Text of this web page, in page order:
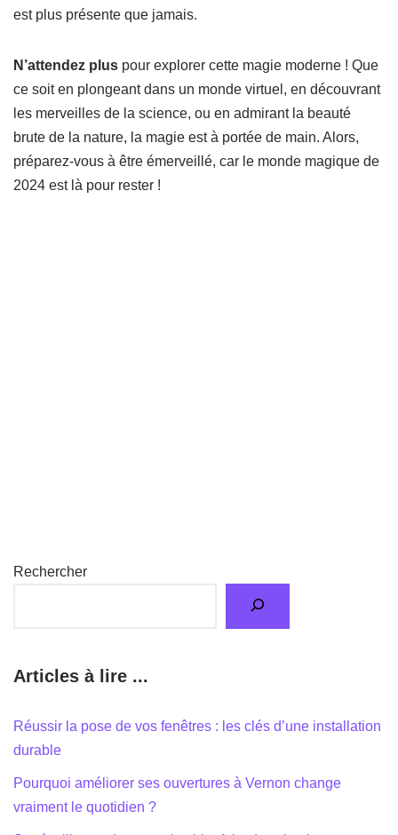
est plus présente que jamais.
N’attendez plus pour explorer cette magie moderne ! Que
ce soit en plongeant dans un monde virtuel, en découvrant
les merveilles de la science, ou en admirant la beauté
brute de la nature, la magie est à portée de main. Alors,
préparez-vous à être émerveillé, car le monde magique de
2024 est là pour rester !
Rechercher
Articles à lire ...
Réussir la pose de vos fenêtres : les clés d’une installation
durable
Pourquoi améliorer ses ouvertures à Vernon change
vraiment le quotidien ?